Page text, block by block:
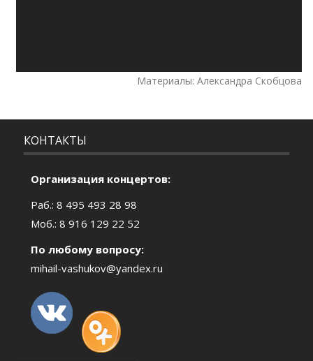
Материалы: Александра Скобцова
КОНТАКТЫ
Организация концертов:
Раб.: 8 495 493 28 98
Моб.: 8 916 129 22 52
По любому вопросу:
mihail-vashukov@yandex.ru